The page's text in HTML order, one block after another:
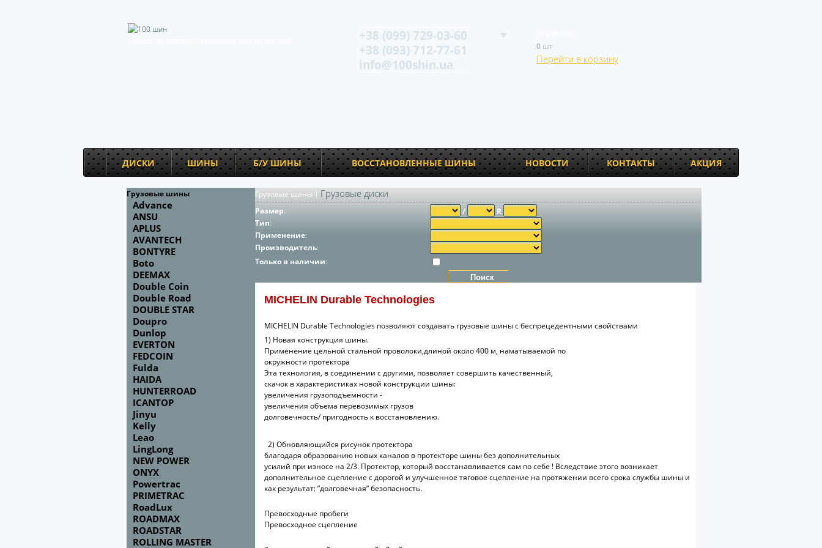
+38 (099) 729-03-60
+38 (093) 712-77-61
info@100shin.ua
0 шт
Перейти в корзину
ДИСКИ ШИНЫ Б/У ШИНЫ ВОССТАНОВЛЕННЫЕ ШИНЫ НОВОСТИ КОНТАКТЫ АКЦИЯ
Грузовые шины
Advance
ANSU
APLUS
AVANTECH
BONTYRE
Boto
DEEMAX
Double Coin
Double Road
DOUBLE STAR
Doupro
Dunlop
EVERTON
FEDCOIN
Fulda
HAIDA
HUNTERROAD
ICANTOP
Jinyu
Kelly
Leao
LingLong
NEW POWER
ONYX
Powertrac
PRIMETRAC
RoadLux
ROADMAX
ROADSTAR
ROLLING MASTER
Грузовые шины | Грузовые диски
Размер: /
R
Тип:
Применение:
Производитель:
Только в наличии:
MICHELIN Durable Technologies
MICHELIN Durable Technologies позволяют создавать грузовые шины с беспрецедентными свойствами
1) Новая конструкция шины.
Применение цельной стальной проволоки,длиной около 400 м, наматываемой по
окружности протектора
Эта технология, в соединении с другими, позволяет совершить качественный,
скачок в характеристиках новой конструкции шины:
увеличения грузоподъемности -
увеличения объема перевозимых грузов
долговечность/ пригодность к восстановлению.
2) Обновляющийся рисунок протектора
благодаря образованию новых каналов в протекторе шины без дополнительных
усилий при износе на 2/3. Протектор, который восстанавливается сам по себе ! Вследствие этого возникает
дополнительное сцепление с дорогой и улучшенное тяговое сцепление на протяжении всего срока службы шины и
как результат: ”долговечная” безопасность.
Превосходные пробеги
Превосходное сцепление